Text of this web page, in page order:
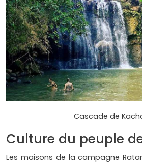
Cascade de
Culture du peuple
Les maisons de la campagne